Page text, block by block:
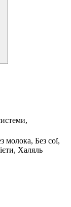
молока, Без сої,
Халяль